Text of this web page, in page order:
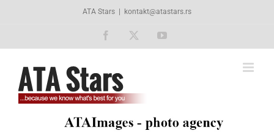
ATA Stars kontakt@atastars.rs
Facebook YouTube